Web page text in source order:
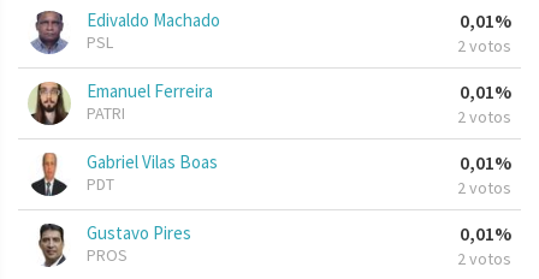
Edivaldo Machado
PSL
0,01%
2 votos
Emanuel Ferreira
PATRI
0,01%
2 votos
Gabriel Vilas Boas
PDT
0,01%
2 votos
Gustavo Pires
PROS
0,01%
2 votos